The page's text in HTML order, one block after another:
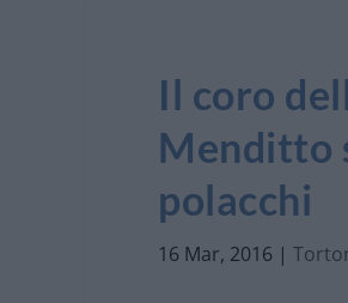
Il coro
Menditto
polacchi
16 Mar, 2016 |